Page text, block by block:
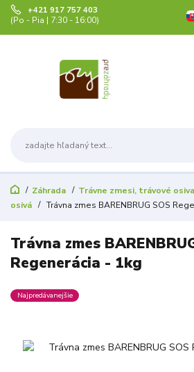
+421 917 757 403
(Po - Pia | 7:30 - 16:00)
Záhrada Trávne zmesi, trávové
osivá
Trávna zmes BARENBRUG SOS
Trávna zmes
Regenerácia - 1kg
Najpredávanejšie